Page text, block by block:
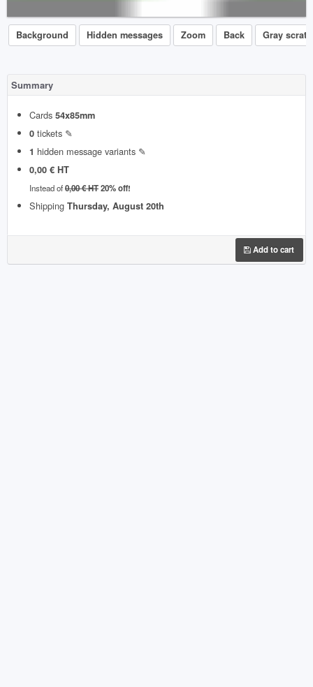
Background Hidden messages Zoom Back Gray
Summary
Cards 54x85mm
0 tickets ✎
1 hidden message variants ✎
0,00 € HT
Instead of0,00 € HT20% off!
Shipping Thursday, August 20th
Add to cart